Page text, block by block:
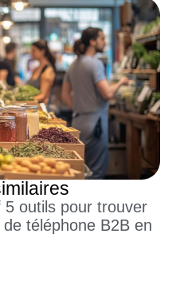
5 outils pour trouver
téléphone B2B en